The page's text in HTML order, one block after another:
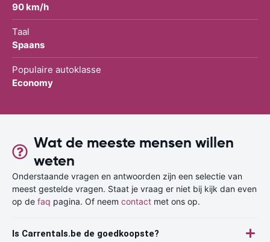
90 km/h
Taal
Spaans
Populaire autoklasse
Economy
Wat de meeste mensen willen
weten
Onderstaande vragen en antwoorden zijn een selectie van
meest gestelde vragen. Staat je vraag er niet bij kijk dan even
op de faq pagina. Of neem contact met ons op.
Is Carrentals.be de goedkoopste?